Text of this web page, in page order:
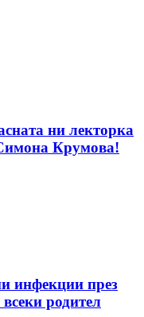
ни лекторка
Крумова!
инфекции през
родител